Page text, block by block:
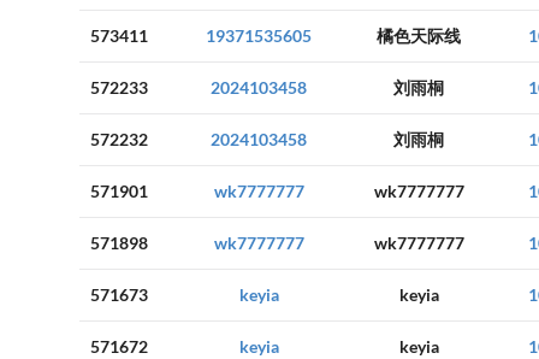
573411 19371535605 橘色天际线
572233 2024103458 刘雨桐
572232 2024103458 刘雨桐
571901 wk7777777 wk7777777
571898 wk7777777 wk7777777
571673 keyia keyia
571672 keyia keyia